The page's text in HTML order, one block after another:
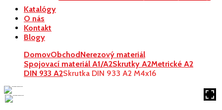
Katalógy
O nás
Kontakt
Blogy
DomovObchodNerezový materiál
Spojovací materiál A1/A2Skrutky A2Metrické A2
DIN 933 A2Skrutka DIN 933 A2 M4x16